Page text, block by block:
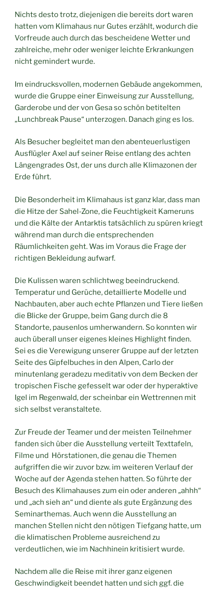
Nichts desto trotz, diejenigen die bereits dort waren
hatten vom Klimahaus nur Gutes erzählt, wodurch die
Vorfreude auch durch das bescheidene Wetter und
zahlreiche, mehr oder weniger leichte Erkrankungen
nicht gemindert wurde.
Im eindrucksvollen, modernen Gebäude angekommen,
wurde die Gruppe einer Einweisung zur Ausstellung,
Garderobe und der von Gesa so schön betitelten
„Lunchbreak Pause“ unterzogen. Danach ging es los.
Als Besucher begleitet man den abenteuerlustigen
Ausflügler Axel auf seiner Reise entlang des achten
Längengrades Ost, der uns durch alle Klimazonen der
Erde führt.
Die Besonderheit im Klimahaus ist ganz klar, dass man
die Hitze der Sahel-Zone, die Feuchtigkeit Kameruns
und die Kälte der Antarktis tatsächlich zu spüren kriegt
während man durch die entsprechenden
Räumlichkeiten geht. Was im Voraus die Frage der
richtigen Bekleidung aufwarf.
Die Kulissen waren schlichtweg beeindruckend.
Temperatur und Gerüche, detaillierte Modelle und
Nachbauten, aber auch echte Pflanzen und Tiere ließen
die Blicke der Gruppe, beim Gang durch die 8
Standorte, pausenlos umherwandern. So konnten wir
auch überall unser eigenes kleines Highlight finden.
Sei es die Verewigung unserer Gruppe auf der letzten
Seite des Gipfelbuches in den Alpen, Carlo der
minutenlang geradezu meditativ von dem Becken der
tropischen Fische gefesselt war oder der hyperaktive
Igel im Regenwald, der scheinbar ein Wettrennen mit
sich selbst veranstaltete.
Zur Freude der Teamer und der meisten Teilnehmer
fanden sich über die Ausstellung verteilt Texttafeln,
Filme und Hörstationen, die genau die Themen
aufgriffen die wir zuvor bzw. im weiteren Verlauf der
Woche auf der Agenda stehen hatten. So führte der
Besuch des Klimahauses zum ein oder anderen „ahhh“
und „ach sieh an“ und diente als gute Ergänzung des
Seminarthemas. Auch wenn die Ausstellung an
manchen Stellen nicht den nötigen Tiefgang hatte, um
die klimatischen Probleme ausreichend zu
verdeutlichen, wie im Nachhinein kritisiert wurde.
Nachdem alle die Reise mit ihrer ganz eigenen
Geschwindigkeit beendet hatten und sich ggf. die